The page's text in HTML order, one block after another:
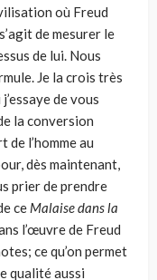
où Freud
de mesurer le
de lui. Nous
Je la crois très
de vous
la conversion
l’homme au
dès maintenant,
prier de prendre
ce Malaise dans la
l’œuvre de Freud
ce qu’on permet
qualité aussi